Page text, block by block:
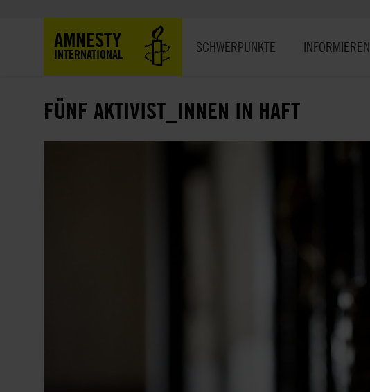
AMNESTY
INTERNATIONAL SCHWERPUNKTE INFORMIEREN
FÜNF AKTIVIST_INNEN IN HAFT